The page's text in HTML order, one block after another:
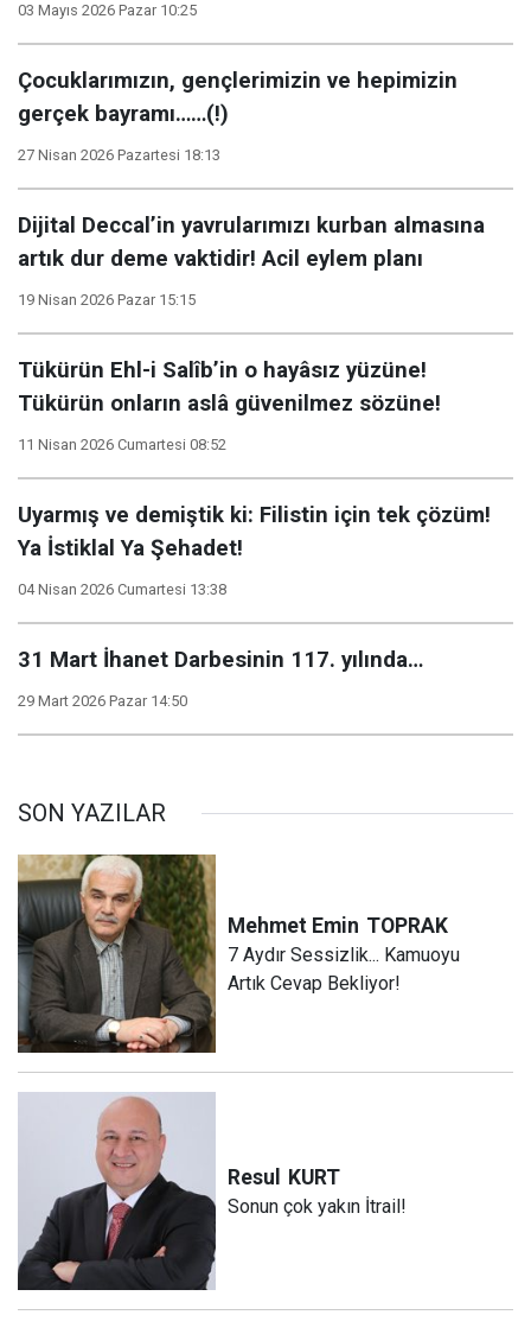
03 Mayıs 2026 Pazar 10:25
Çocuklarımızın, gençlerimizin ve hepimizin
gerçek bayramı……(!)
27 Nisan 2026 Pazartesi 18:13
Dijital Deccal’in yavrularımızı kurban almasına
artık dur deme vaktidir! Acil eylem planı
19 Nisan 2026 Pazar 15:15
Tükürün Ehl-i Salîb’in o hayâsız yüzüne!
Tükürün onların aslâ güvenilmez sözüne!
11 Nisan 2026 Cumartesi 08:52
Uyarmış ve demiştik ki: Filistin için tek çözüm!
Ya İstiklal Ya Şehadet!
04 Nisan 2026 Cumartesi 13:38
31 Mart İhanet Darbesinin 117. yılında…
29 Mart 2026 Pazar 14:50
SON YAZILAR
Mehmet Emin TOPRAK
7 Aydır Sessizlik... Kamuoyu
Artık Cevap Bekliyor!
Resul KURT
Sonun çok yakın İtrail!